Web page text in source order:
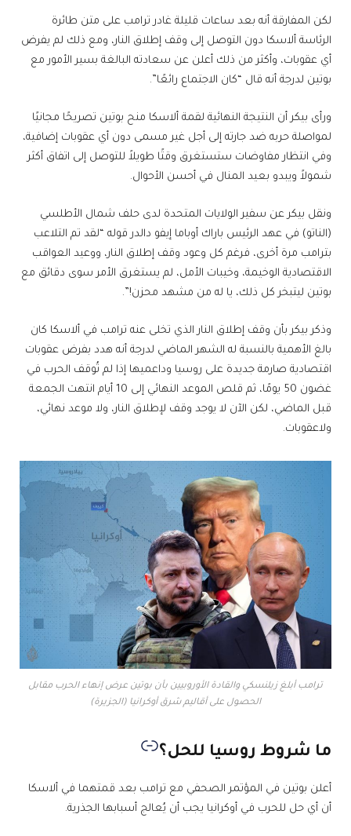
لكن المفارقة أنه بعد ساعات قليلة غادر ترامب على متن طائرة
الرئاسة ألاسكا دون التوصل إلى وقف إطلاق النار، ومع ذلك لم يفرض
أي عقوبات، وأكثر من ذلك أعلن عن سعادته البالغة بسير الأمور مع
بوتين لدرجة أنه قال “كان الاجتماع رائعًا”.
ورأى بيكر أن النتيجة النهائية لقمة ألاسكا منح بوتين تصريحًا مجانيًا
لمواصلة حربه ضد جارته إلى أجل غير مسمى دون أي عقوبات إضافية،
وفي انتظار مفاوضات ستستغرق وقتًا طويلاً للتوصل إلى اتفاق أكثر
شمولاً ويبدو بعيد المنال في أحسن الأحوال.
ونقل بيكر عن سفير الولايات المتحدة لدى حلف شمال الأطلسي
(الناتو) في عهد الرئيس باراك أوباما إيفو دالدر قوله “لقد تم التلاعب
بترامب مرة أخرى، فرغم كل وعود وقف إطلاق النار، ووعيد العواقب
الاقتصادية الوخيمة، وخيبات الأمل، لم يستغرق الأمر سوى دقائق مع
بوتين ليتبخر كل ذلك، يا له من مشهد محزن!”.
وذكر بيكر بأن وقف إطلاق النار الذي تخلى عنه ترامب في ألاسكا كان
بالغ الأهمية بالنسبة له الشهر الماضي لدرجة أنه هدد بفرض عقوبات
اقتصادية صارمة جديدة على روسيا وداعميها إذا لم تُوقف الحرب في
غضون 50 يومًا، ثم قلص الموعد النهائي إلى 10 أيام انتهت الجمعة
قبل الماضي، لكن الآن لا يوجد وقف لإطلاق النار، ولا موعد نهائي،
ولاعقوبات.
ترامب أبلغ زيلنسكي والقادة الأوروبيين بأن بوتين عرض إنهاء الحرب مقابل
الحصول على أقاليم شرق أوكرانيا (الجزيرة)
ما شروط روسيا للحل؟
أعلن بوتين في المؤتمر الصحفي مع ترامب بعد قمتهما في ألاسكا
أن أي حل للحرب في أوكرانيا يجب أن يُعالج أسبابها الجذرية.